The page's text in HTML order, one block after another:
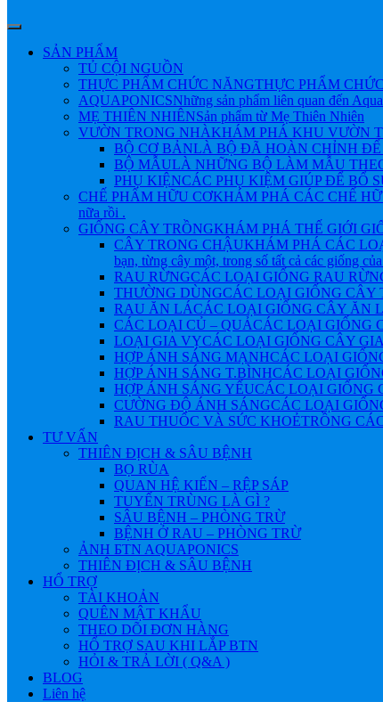
SẢN PHẨM
TỦ CỘI NGUỒN
THỰC PHẨM CHỨC NĂNGTHỰC PHẨM
AQUAPONICSNhững sản phẩm liên quan đến
MẸ THIÊN NHIÊNSản phẩm từ Mẹ Thiên Nhiên
VƯỜN TRONG NHÀKHÁM PHÁ KHU VƯỜN
BỘ CƠ BẢNLÀ BỘ ĐÃ HOÀN CHỈNH ĐỂ
BỘ MẪULÀ NHỮNG BỘ LÀM MẪU
PHỤ KIỆNCÁC PHỤ KIỆM GIÚP ĐỂ BỔ
CHẾ PHẨM HỮU CƠKHÁM PHÁ CÁC CHẾ
nữa rồi .
GIỐNG CÂY TRỒNGKHÁM PHÁ THẾ GIỚI
CÂY TRONG CHẬUKHÁM PHÁ CÁC
bạn, từng cây một, trong số tất cả các giống
RAU RỪNGCÁC LOẠI GIỐNG RAU
THƯỜNG DÙNGCÁC LOẠI GIỐNG CÂY
RAU ĂN LÁCÁC LOẠI GIỐNG CÂY ĂN
CÁC LOẠI CỦ – QUẢCÁC LOẠI GIỐNG
LOẠI GIA VỴCÁC LOẠI GIỐNG CÂY
HỢP ÁNH SÁNG MẠNHCÁC LOẠI
HỢP ÁNH SÁNG T.BÌNHCÁC LOẠI
HỢP ÁNH SÁNG YẾUCÁC LOẠI GIỐNG
CƯỜNG ĐỘ ÁNH SÁNGCÁC LOẠI
RAU THUỐC VÀ SỨC KHOẺTRỒNG
TƯ VẤN
THIÊN ĐỊCH & SÂU BỆNH
BỌ RÙA
QUAN HỆ KIẾN – RỆP SÁP
TUYẾN TRÙNG LÀ GÌ ?
SÂU BỆNH – PHÒNG TRỪ
BỆNH Ở RAU – PHÒNG TRỪ
ẢNH БTN AQUAPONICS
THIÊN ĐỊCH & SÂU BỆNH
HỔ TRỢ
TÀI KHOẢN
QUÊN MẬT KHẨU
THEO DÕI ĐƠN HÀNG
HỔ TRỢ SAU KHI LẮP BTN
HỎI & TRẢ LỜI ( Q&A )
BLOG
Liên hệ